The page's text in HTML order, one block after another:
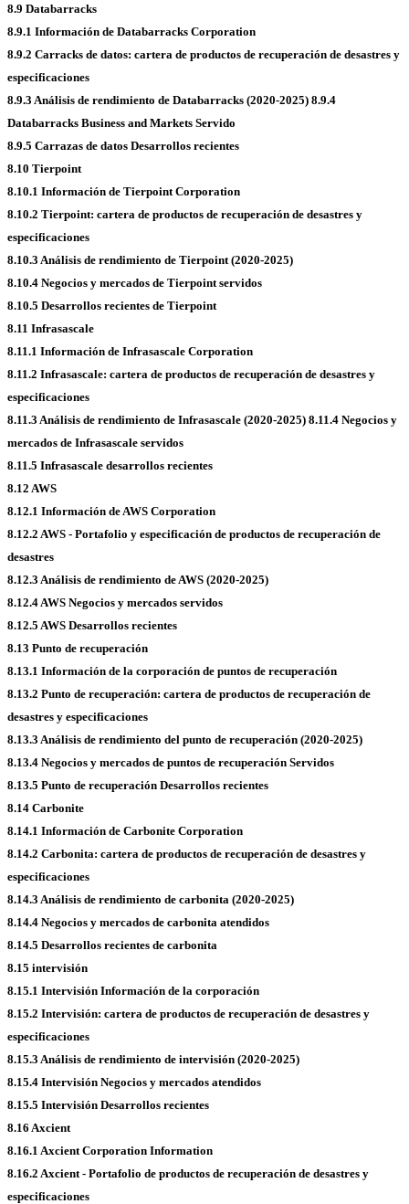
8.9 Databarracks
8.9.1 Información de Databarracks Corporation
8.9.2 Carracks de datos: cartera de productos de recuperación de desastres y
especificaciones
8.9.3 Análisis de rendimiento de Databarracks (2020-2025) 8.9.4
Databarracks Business and Markets Servido
8.9.5 Carrazas de datos Desarrollos recientes
8.10 Tierpoint
8.10.1 Información de Tierpoint Corporation
8.10.2 Tierpoint: cartera de productos de recuperación de desastres y
especificaciones
8.10.3 Análisis de rendimiento de Tierpoint (2020-2025)
8.10.4 Negocios y mercados de Tierpoint servidos
8.10.5 Desarrollos recientes de Tierpoint
8.11 Infrasascale
8.11.1 Información de Infrasascale Corporation
8.11.2 Infrasascale: cartera de productos de recuperación de desastres y
especificaciones
8.11.3 Análisis de rendimiento de Infrasascale (2020-2025) 8.11.4 Negocios y
mercados de Infrasascale servidos
8.11.5 Infrasascale desarrollos recientes
8.12 AWS
8.12.1 Información de AWS Corporation
8.12.2 AWS - Portafolio y especificación de productos de recuperación de
desastres
8.12.3 Análisis de rendimiento de AWS (2020-2025)
8.12.4 AWS Negocios y mercados servidos
8.12.5 AWS Desarrollos recientes
8.13 Punto de recuperación
8.13.1 Información de la corporación de puntos de recuperación
8.13.2 Punto de recuperación: cartera de productos de recuperación de
desastres y especificaciones
8.13.3 Análisis de rendimiento del punto de recuperación (2020-2025)
8.13.4 Negocios y mercados de puntos de recuperación Servidos
8.13.5 Punto de recuperación Desarrollos recientes
8.14 Carbonite
8.14.1 Información de Carbonite Corporation
8.14.2 Carbonita: cartera de productos de recuperación de desastres y
especificaciones
8.14.3 Análisis de rendimiento de carbonita (2020-2025)
8.14.4 Negocios y mercados de carbonita atendidos
8.14.5 Desarrollos recientes de carbonita
8.15 intervisión
8.15.1 Intervisión Información de la corporación
8.15.2 Intervisión: cartera de productos de recuperación de desastres y
especificaciones
8.15.3 Análisis de rendimiento de intervisión (2020-2025)
8.15.4 Intervisión Negocios y mercados atendidos
8.15.5 Intervisión Desarrollos recientes
8.16 Axcient
8.16.1 Axcient Corporation Information
8.16.2 Axcient - Portafolio de productos de recuperación de desastres y
especificaciones